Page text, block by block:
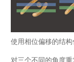
使用相位偏移的结构
对三个不同的角度